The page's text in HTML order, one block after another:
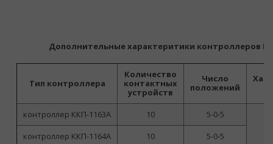
Дополнительные характеритики контроллеров
Тип контроллера
Количество
контактных
устройств
Число
положений
контроллер ККП-1163А 10 5-0-5
контроллер ККП-1164А 10
5-0-5